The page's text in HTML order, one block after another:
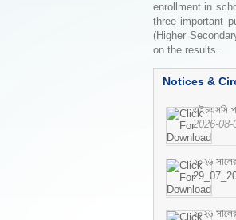
enrollment in
three important
(Higher
on the results.
Notices &
এইচএসসি
2026-08-
২০২৬ সালের
২০২৬ সালের